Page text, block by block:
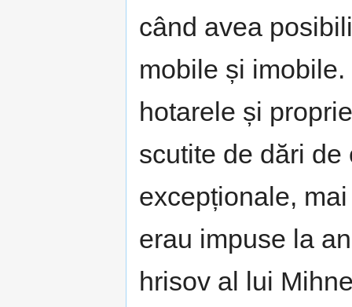
când avea
mobile și
hotarele și
scutite de dări
excepționale,
erau impuse la
hrisov al lui